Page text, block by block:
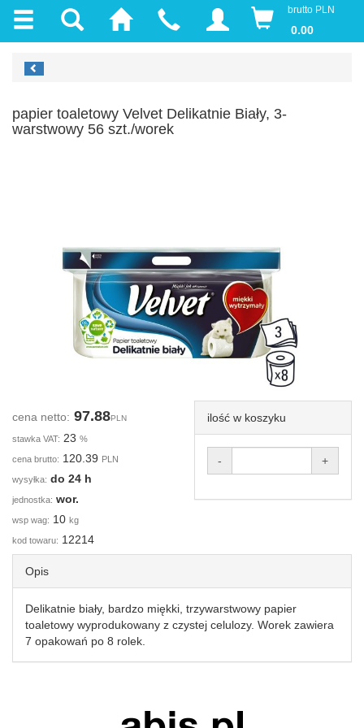
brutto PLN
0.00
papier toaletowy Velvet Delikatnie Biały, 3-
warstwowy 56 szt./worek
cena netto: 97.88PLN
stawka VAT: 23 %
cena brutto: 120.39 PLN
wysyłka: do 24 h
jednostka: wor.
wsp wag: 10 kg
kod towaru: 12214
ilość w koszyku
- +
Opis
Delikatnie biały, bardzo miękki, trzywarstwowy papier
toaletowy wyprodukowany z czystej celulozy. Worek zawiera
7 opakowań po 8 rolek.